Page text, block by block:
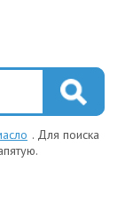
. Для поиска